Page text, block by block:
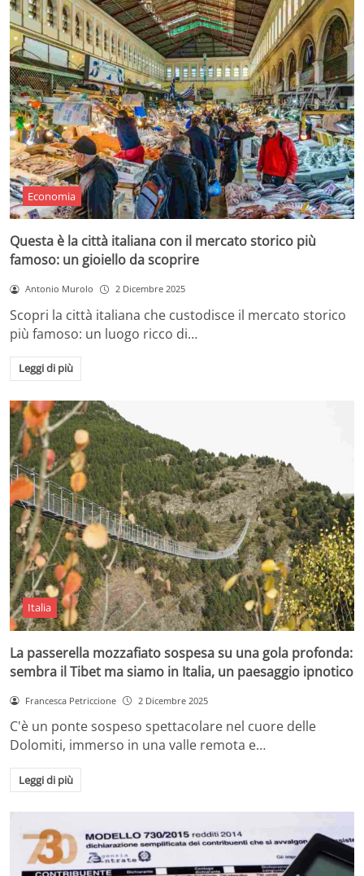
Economia
Questa è la città italiana con il mercato storico più
famoso: un gioiello da scoprire
Antonio Murolo 2 Dicembre 2025
Scopri la città italiana che custodisce il mercato storico
più famoso: un luogo ricco di…
Leggi di più
Italia
La passerella mozzafiato sospesa su una gola profonda:
sembra il Tibet ma siamo in Italia, un paesaggio ipnotico
Francesca Petriccione 2 Dicembre 2025
C'è un ponte sospeso spettacolare nel cuore delle
Dolomiti, immerso in una valle remota e…
Leggi di più